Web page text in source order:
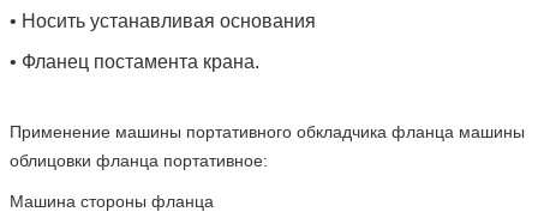
• Носить устанавливая основания
• Фланец постамента крана.
Применение машины портативного обкладчика фланца машины
облицовки фланца портативное:
Машина стороны фланца